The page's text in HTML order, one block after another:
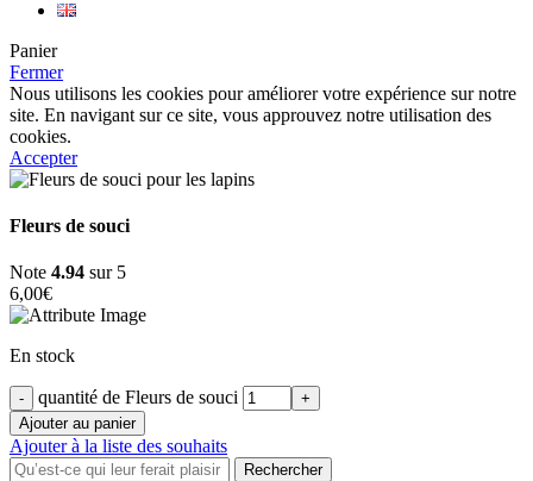
Panier
Fermer
Nous utilisons les cookies pour améliorer votre expérience sur notre
site. En navigant sur ce site, vous approuvez notre utilisation des
cookies.
Accepter
Fleurs de souci
Note 4.94 sur 5
6,00€
En stock
quantité de Fleurs de souci
Ajouter au panier
Ajouter à la liste des souhaits
Rechercher